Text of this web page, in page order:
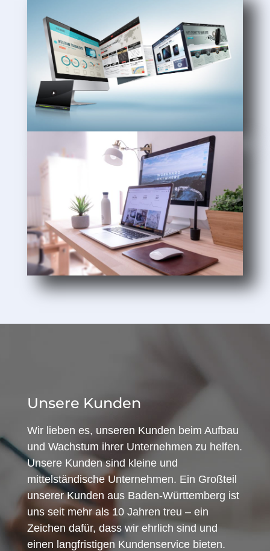
Unsere Kunden
Wir lieben es, unseren Kunden beim Aufbau
und Wachstum ihrer Unternehmen zu helfen.
Unsere Kunden sind kleine und
mittelständische Unternehmen. Ein Großteil
unserer Kunden aus Baden-Württemberg ist
uns seit mehr als 10 Jahren treu – ein
Zeichen dafür, dass wir ehrlich sind und
einen langfristigen Kundenservice bieten.